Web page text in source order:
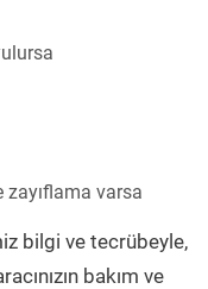
zayıflama varsa
bilgi ve tecrübeyle,
bakım ve